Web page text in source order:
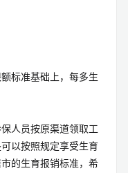
标准基础上，每多生
人员按原渠道领取工
以按照规定享受生育
的生育报销标准，希